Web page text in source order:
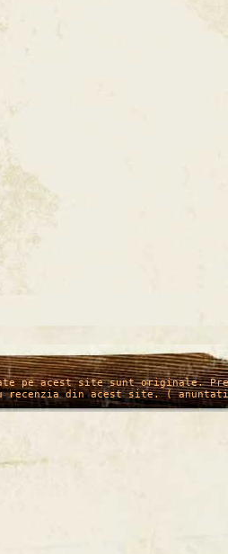
pe acest site sunt originale.
recenzia din acest site. (